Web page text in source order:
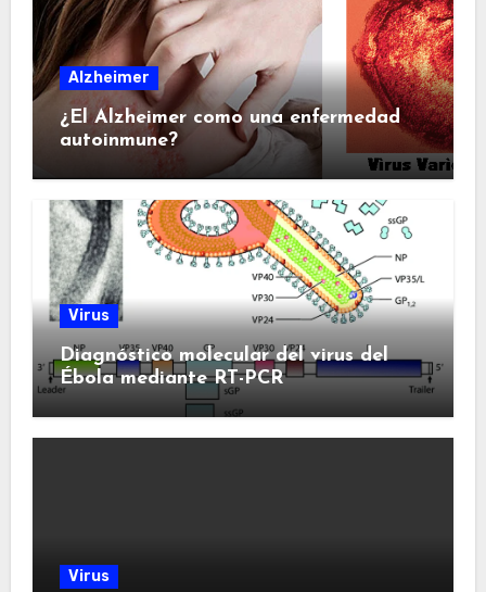
Alzheimer
¿El Alzheimer como una enfermedad
autoinmune?
Virus
Diagnóstico molecular del virus del
Ébola mediante RT-PCR
Virus